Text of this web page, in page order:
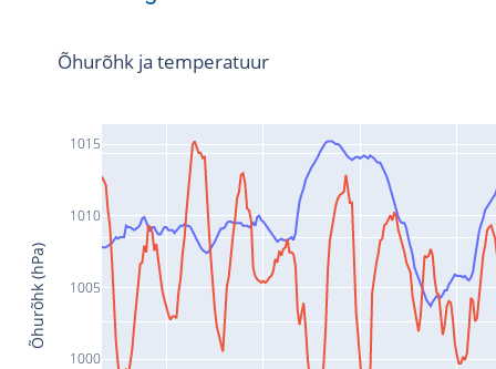
1000
1005
1010
1015
Õhurõhk ja temperatuur
Õhurõhk (hPa)